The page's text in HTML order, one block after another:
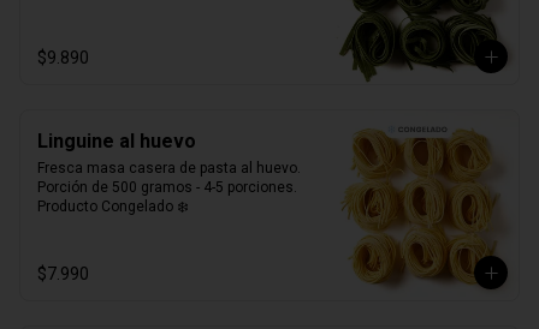
$9.890
Linguine al huevo
Fresca masa casera de pasta al huevo.
Porción de 500 gramos - 4-5 porciones.
Producto Congelado ❄️
$7.990